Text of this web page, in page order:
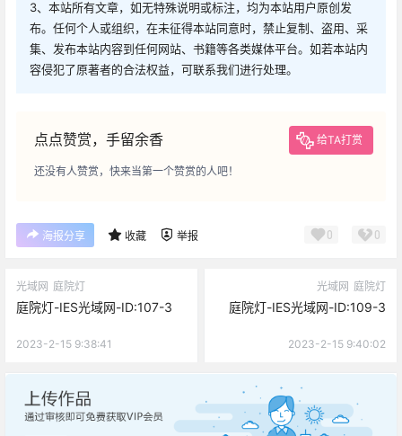
3、本站所有文章，如无特殊说明或标注，均为本站用户原创发
布。任何个人或组织，在未征得本站同意时，禁止复制、盗用、采
集、发布本站内容到任何网站、书籍等各类媒体平台。如若本站内
容侵犯了原著者的合法权益，可联系我们进行处理。
点点赞赏，手留余香 给TA打赏
还没有人赞赏，快来当第一个赞赏的人吧！
海报分享 收藏 举报 0 0
光域网 庭院灯
庭院灯-IES光域网-ID:107-3
2023-2-15 9:38:41
光域网 庭院灯
庭院灯-IES光域网-ID:109-3
2023-2-15 9:40:02